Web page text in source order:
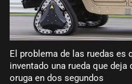
El problema de las ruedas es
inventado una rueda que
oruga en dos segundos